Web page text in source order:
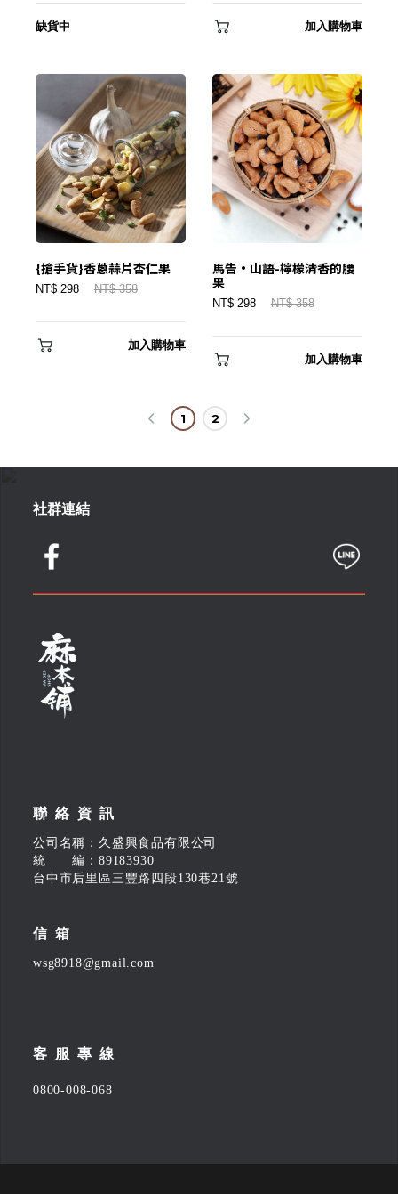
缺貨中 加入購物車
{搶手貨}香蔥蒜片杏仁果
NT$ 298 NT$ 358
加入購物車
馬告·山語-檸檬清香的腰
果
NT$ 298 NT$ 358
加入購物車
1 2
社群連結
聯絡資訊
公司名稱：久盛興食品有限公司
統 編：89183930
台中市后里區三豐路四段130巷21號
信箱
wsg8918@gmail.com
客服專線
0800-008-068